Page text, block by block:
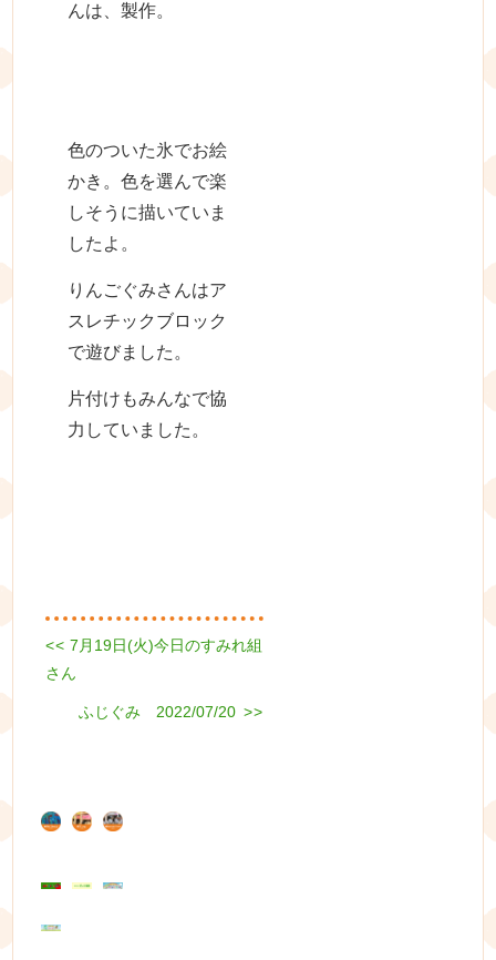
んは、製作。
色のついた氷でお絵
かき。色を選んで楽
しそうに描いていま
したよ。
りんごぐみさんはア
スレチックブロック
で遊びました。
片付けもみんなで協
力していました。
投
ナ
ー
シ
ン
Previous
post:
<< 7月19日(火)今日のすみれ組
さん
Next
ふじぐみ 2022/07/20 >>